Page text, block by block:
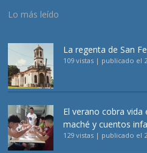
Lo más leído
La regenta de San
109 vistas | publicado el
El verano cobra vida
maché y cuentos
129 vistas | publicado el